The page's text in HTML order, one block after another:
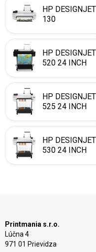
HP
130
HP
520 24 INCH
HP
525 24 INCH
HP
530 24 INCH
Printmania s.r.o.
Lúčna 4
971 01 Prievidza